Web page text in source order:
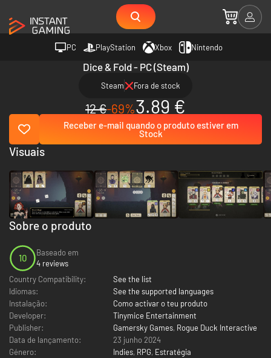
PC PlayStation Xbox Nintendo
Dice & Fold - PC (Steam)
Steam Fora de stock
12 €-69%3.89 €
Receber e-mail quando o produto estiver em
Stock
Sobre o produto
10
Baseado em
4 reviews
Country Compatibility:
See the list
Idiomas:
See the supported languages
Instalação:
Como activar o teu produto
Developer:
Tinymice Entertainment
Publisher:
Gamersky Games, Rogue Duck Interactive
Data de lançamento:
23 junho 2024
Género:
Indies, RPG, Estratégia
Visuais